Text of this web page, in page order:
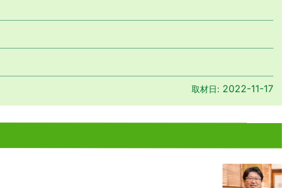
取材日: 2022-11-17